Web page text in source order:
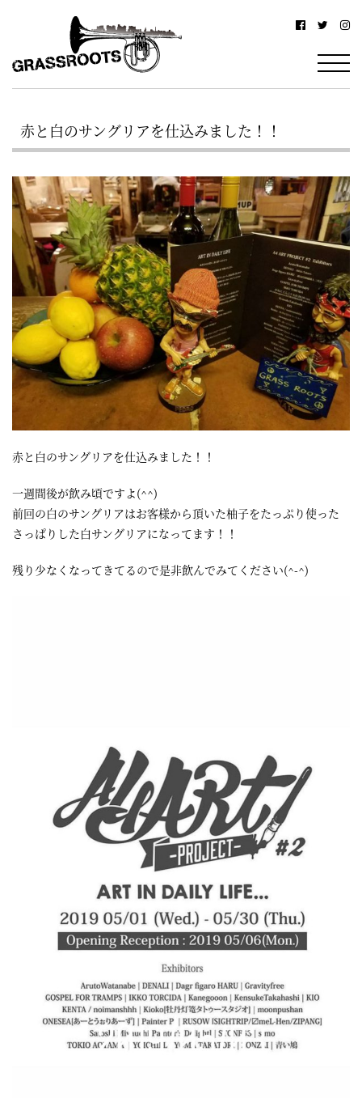
浜
グ
ス
ル
ー
ツ
–
YOKOHAMA
Grassroots
–
駅
北
西
口
か
ら
徒
歩
約
3
分・
鶴
屋
町
に
あ
る
ダ
イ
ニ
赤と白のサングリアを仕込みました！！
赤と白のサングリアを仕込みました！！
一週間後が飲み頃ですよ(^^)
前回の白のサングリアはお客様から頂いた柚子をたっぷり使った
さっぱりした白サングリアになってます！！
残り少なくなってきてるので是非飲んでみてください(^-^)